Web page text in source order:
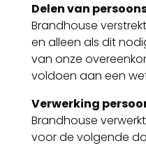
Delen van
Brandhouse
en alleen als dit
van onze
voldoen aan een
Verwerking
Brandhouse
voor de volgende